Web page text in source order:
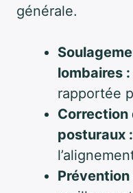
générale.
lombaires :
rapportée
Correction
posturaux :